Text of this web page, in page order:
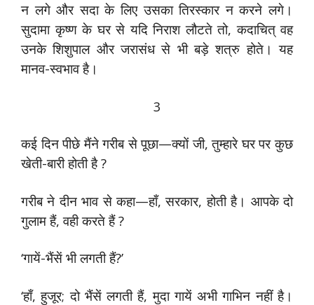
न लगे और सदा के लिए उसका तिरस्कार न करने लगे।
सुदामा कृष्ण के घर से यदि निराश लौटते तो, कदाचित् वह
उनके शिशुपाल और जरासंध से भी बड़े शत्रु होते। यह
मानव-स्वभाव है।
3
कई दिन पीछे मैंने गरीब से पूछा—क्यों जी, तुम्हारे घर पर कुछ
खेती-बारी होती है ?
गरीब ने दीन भाव से कहा—हाँ, सरकार, होती है। आपके दो
गुलाम हैं, वही करते हैं ?
‘गायें-भैंसें भी लगती हैं?’
‘हाँ, हुजूर; दो भैंसें लगती हैं, मुदा गायें अभी गाभिन नहीं है।